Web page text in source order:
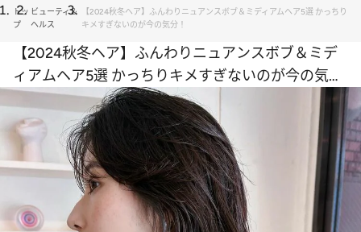
トッ
プ
ビューティ＆
ヘルス
【2024秋冬ヘア】ふんわりニュアンスボブ＆ミディアムヘア5選 かっちり
キメすぎないのが今の気分！
【2024秋冬ヘア】ふんわりニュアンスボブ＆ミデ
ィアムヘア5選 かっちりキメすぎないのが今の気
分！